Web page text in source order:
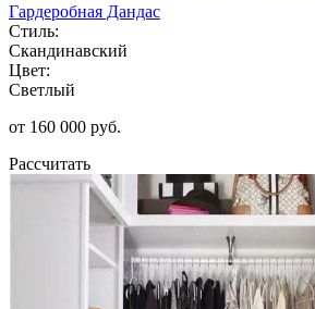
Гардеробная Дандас
Стиль:
Скандинавский
Цвет:
Светлый
от 160 000 руб.
Рассчитать